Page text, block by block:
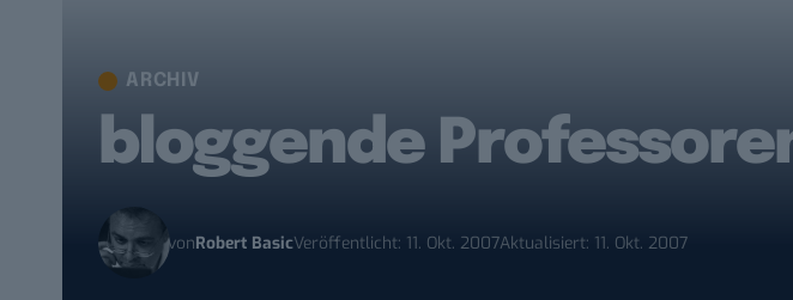
ARCHIV
bloggende
vonRobert BasicVeröffentlicht: 11. Okt. 2007Aktualisiert: 11. Okt. 2007